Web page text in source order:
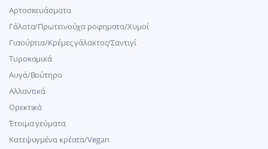
Αρτοσκευάσματα
Γάλατα/Πρωτεινούχα ροφηματα/Χυμοί
Γιαούρτια/Κρέμες γάλακτος/Σαντιγί
Τυροκομικά
Αυγά/Βούτηρο
Αλλαντικά
Ορεκτικά
Έτοιμα γεύματα
Κατεψυγμένα κρέατα/Vegan